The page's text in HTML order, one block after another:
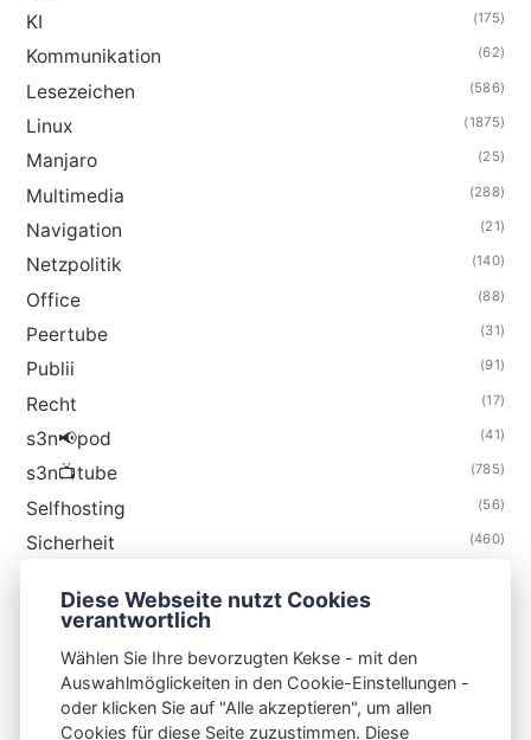
KI (175)
Kommunikation (62)
Lesezeichen (586)
Linux (1875)
Manjaro (25)
Multimedia (288)
Navigation (21)
Netzpolitik (140)
Office (88)
Peertube (31)
Publii (91)
Recht (17)
s3n📢pod (41)
s3n📺tube (785)
Selfhosting (56)
Sicherheit (460)
Thunderbird
Diese Webseite nutzt Cookies
verantwortlich
Wählen Sie Ihre bevorzugten Kekse - mit den
Auswahlmöglickeiten in den Cookie-Einstellungen -
oder klicken Sie auf "Alle akzeptieren", um allen
Cookies für diese Seite zuzustimmen. Diese